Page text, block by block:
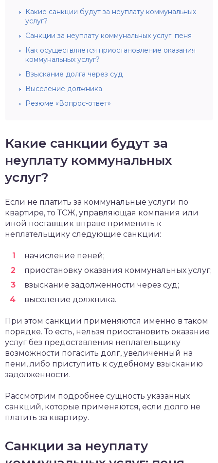
Какие санкции будут за неуплату коммунальных
услуг?
Санкции за неуплату коммунальных услуг: пеня
Как осуществляется приостановление оказания
коммунальных услуг?
Взыскание долга через суд
Выселение должника
Резюме «Вопрос-ответ»
Какие санкции будут за
неуплату коммунальных
услуг?
Если не платить за коммунальные услуги по
квартире, то ТСЖ, управляющая компания или
иной поставщик вправе применить к
неплательщику следующие санкции:
начисление пеней;
приостановку оказания коммунальных услуг;
взыскание задолженности через суд;
выселение должника.
При этом санкции применяются именно в таком
порядке. То есть, нельзя приостановить оказание
услуг без предоставления неплательщику
возможности погасить долг, увеличенный на
пени, либо приступить к судебному взысканию
задолженности.
Рассмотрим подробнее сущность указанных
санкций, которые применяются, если долго не
платить за квартиру.
Санкции за неуплату